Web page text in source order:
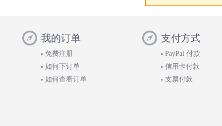
我的订单
免费注册
如何下订单
如何查看订单
支付方式
PayPal 付款
信用卡付款
支票付款